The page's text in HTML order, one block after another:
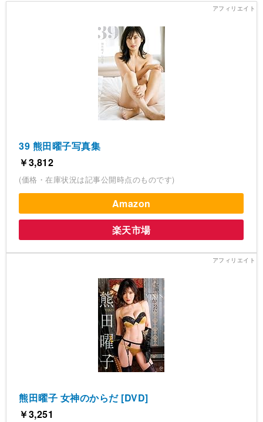
39 熊田曜子写真集
￥3,812
(価格・在庫状況は記事公開時点のものです)
Amazon
楽天市場
熊田曜子 女神のからだ [DVD]
￥3,251